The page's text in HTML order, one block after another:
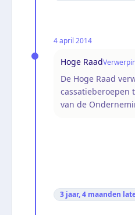
4 april 2014
Hoge Raad
De Hoge Raad
cassatieberoepen
van de
3 jaar, 4 maanden